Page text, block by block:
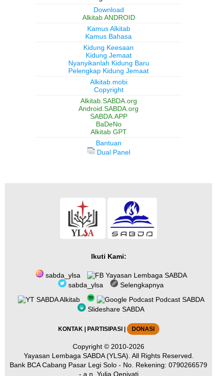
Download
Alkitab ANDROID
Kamus Alkitab
Kamus Bahasa
Kidung Keesaan
Kidung Jemaat
Nyanyikanlah Kidung Baru
Pelengkap Kidung Jemaat
Alkitab.mobi
Copyright
Alkitab.SABDA.org
Android.SABDA.org
SABDA.APP
BaDeNo
Alkitab GPT
Bantuan
Dual Panel
Ikuti Kami:
sabda_ylsa
Yayasan Lembaga SABDA
sabda_ylsa
Selengkapnya
SABDA Alkitab
Podcast SABDA
Slideshare SABDA
KONTAK | PARTISIPASI| DONASI
Copyright © 2010-2026
Yayasan Lembaga SABDA (YLSA). All Rights Reserved.
Bank BCA Cabang Pasar Legi Solo - No. Rekening: 0790266579
- a.n. Yulia Oeniyati